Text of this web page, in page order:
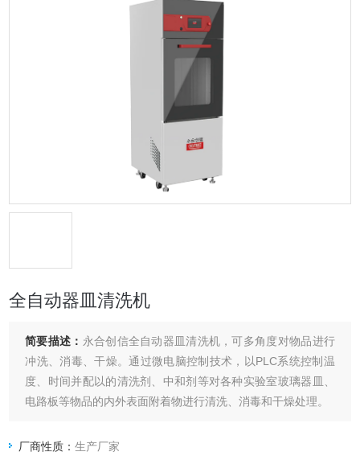
全自动器皿清洗机
简要描述： 永合创信全自动器皿清洗机，可多角度对物品进行
冲洗、消毒、干燥。通过微电脑控制技术，以PLC系统控制温
度、时间并配以的清洗剂、中和剂等对各种实验室玻璃器皿、
电路板等物品的内外表面附着物进行清洗、消毒和干燥处理。
厂商性质：生产厂家